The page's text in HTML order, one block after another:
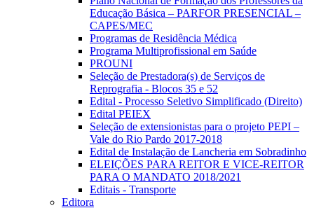
Educação Básica – PARFOR PRESENCIAL –
CAPES/MEC
Programas de Residência Médica
Programa Multiprofissional em Saúde
PROUNI
Seleção de Prestadora(s) de Serviços de
Reprografia - Blocos 35 e 52
Edital - Processo Seletivo Simplificado (Direito)
Edital PEIEX
Seleção de extensionistas para o projeto PEPI –
Vale do Rio Pardo 2017-2018
Edital de Instalação de Lancheria em Sobradinho
ELEIÇÕES PARA REITOR E VICE-REITOR
PARA O MANDATO 2018/2021
Editais - Transporte
Editora